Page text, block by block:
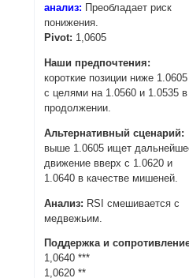
анализ: Преобладает риск
понижения.
Pivot: 1,0605
Наши предпочтения:
короткие позиции ниже 1.0605
с целями на 1.0560 и 1.0535 в
продолжении.
Альтернативный сценарий:
выше 1.0605 ищет
движение вверх с 1.0620 и
1.0640 в качестве мишеней.
Анализ: RSI смешивается с
медвежьим.
Поддержка и
1,0640 ***
1,0620 **